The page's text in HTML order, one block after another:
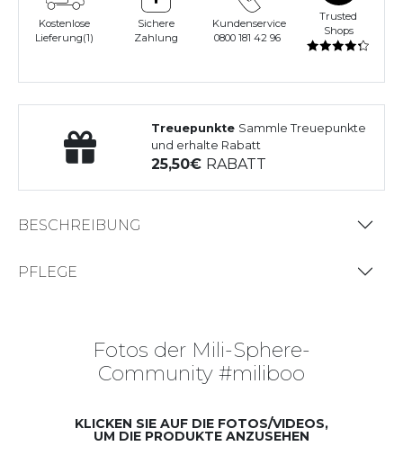
Kostenlose
Lieferung(1)
Sichere
Zahlung
Kundenservice
0800 181 42 96
Trusted
Shops
Treuepunkte Sammle Treuepunkte
und erhalte Rabatt
25,50 RABATT
BESCHREIBUNG
PFLEGE
Fotos der Mili-Sphere-
Community #miliboo
KLICKEN SIE AUF DIE FOTOS/VIDEOS,
UM DIE PRODUKTE ANZUSEHEN